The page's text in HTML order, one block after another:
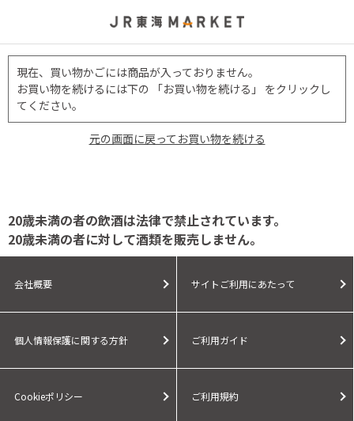
現在、買い物かごには商品が入っておりません。
お買い物を続けるには下の 「お買い物を続ける」 をクリックし
てください。
元の画面に戻ってお買い物を続ける
20歳未満の者の飲酒は法律で禁止されています。
20歳未満の者に対して酒類を販売しません。
会社概要 サイトご利用にあたって
個人情報保護に関する方針 ご利用ガイド
Cookieポリシー ご利用規約